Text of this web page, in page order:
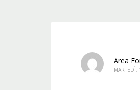
Area